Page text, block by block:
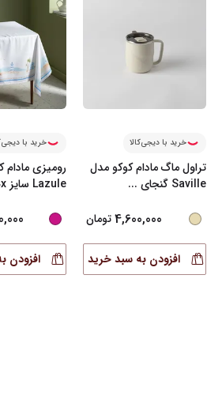
خرید با دیجی‌کالا
تراول ماگ مادام کوکو مدل
Saville گنجای
...
4,600,000 تومان
افزودن به سبد خرید
خرید با
رومیزی مادام
Lazule سایز 150x
افزودن